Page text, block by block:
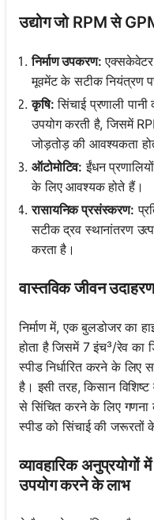
उद्योग जो RPM से
निर्माण उपकरण: एक्सकेवेटर
मूवमेंट के सटीक नियंत्रण
कृषि: सिंचाई प्रणाली
उपयोग करती है, जिसमें
जोड़तोड़ की आवश्यकता
ऑटोमोटिव: ईंधन
के लिए आवश्यक होते हैं।
रासायनिक प्रसंस्करण:
सटीक द्रव स्थानांतरण
करता है।
वास्तविक जीवन
निर्माण में, एक बुलडोजर का
होता है जिसमें 7 इंच³/रेव का
स्पीड निर्धारित करने के
है। इसी तरह, किसान विशिष्ट
से सिंचित करने के लिए
स्पीड को सिंचाई की जरूरतों
व्यावहारिक
उपयोग करने के लाभ